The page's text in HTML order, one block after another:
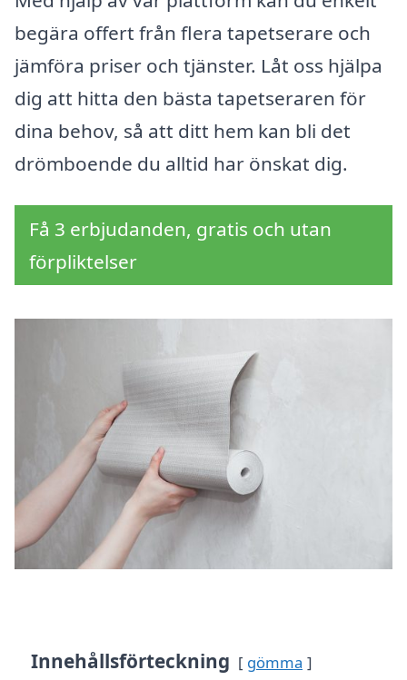
begära offert från flera tapetserare och
jämföra priser och tjänster. Låt oss hjälpa
dig att hitta den bästa tapetseraren för
dina behov, så att ditt hem kan bli det
drömboende du alltid har önskat dig.
Få 3 erbjudanden, gratis och utan
förpliktelser
Innehållsförteckning gömma